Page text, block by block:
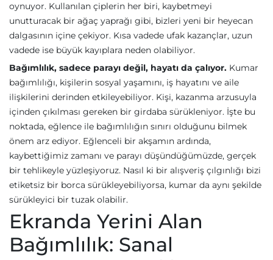
oynuyor. Kullanılan çiplerin her biri, kaybetmeyi
unutturacak bir ağaç yaprağı gibi, bizleri yeni bir heyecan
dalgasının içine çekiyor. Kısa vadede ufak kazançlar, uzun
vadede ise büyük kayıplara neden olabiliyor.
Bağımlılık, sadece parayı değil, hayatı da çalıyor. Kumar
bağımlılığı, kişilerin sosyal yaşamını, iş hayatını ve aile
ilişkilerini derinden etkileyebiliyor. Kişi, kazanma arzusuyla
içinden çıkılması gereken bir girdaba sürükleniyor. İşte bu
noktada, eğlence ile bağımlılığın sınırı olduğunu bilmek
önem arz ediyor. Eğlenceli bir akşamın ardında,
kaybettiğimiz zamanı ve parayı düşündüğümüzde, gerçek
bir tehlikeyle yüzleşiyoruz. Nasıl ki bir alışveriş çılgınlığı bizi
etiketsiz bir borca sürükleyebiliyorsa, kumar da aynı şekilde
sürükleyici bir tuzak olabilir.
Ekranda Yerini Alan
Bağımlılık: Sanal